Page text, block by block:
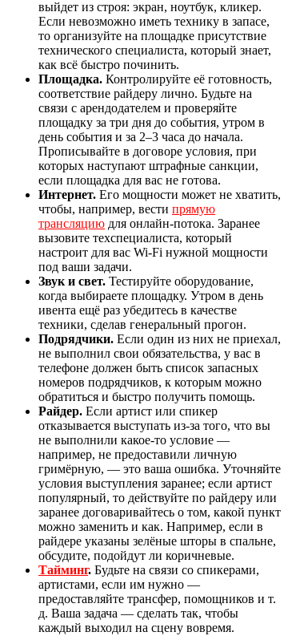
выйдет из строя: экран, ноутбук, кликер.
Если невозможно иметь технику в запасе,
то организуйте на площадке присутствие
технического специалиста, который знает,
как всё быстро починить.
Площадка. Контролируйте её готовность,
соответствие райдеру лично. Будьте на
связи с арендодателем и проверяйте
площадку за три дня до события, утром в
день события и за 2–3 часа до начала.
Прописывайте в договоре условия, при
которых наступают штрафные санкции,
если площадка для вас не готова.
Интернет. Его мощности может не хватить,
чтобы, например, вести прямую
трансляцию для онлайн-потока. Заранее
вызовите техспециалиста, который
настроит для вас Wi-Fi нужной мощности
под ваши задачи.
Звук и свет. Тестируйте оборудование,
когда выбираете площадку. Утром в день
ивента ещё раз убедитесь в качестве
техники, сделав генеральный прогон.
Подрядчики. Если один из них не приехал,
не выполнил свои обязательства, у вас в
телефоне должен быть список запасных
номеров подрядчиков, к которым можно
обратиться и быстро получить помощь.
Райдер. Если артист или спикер
отказывается выступать из-за того, что вы
не выполнили какое-то условие —
например, не предоставили личную
гримёрную, — это ваша ошибка. Уточняйте
условия выступления заранее; если артист
популярный, то действуйте по райдеру или
заранее договаривайтесь о том, какой пункт
можно заменить и как. Например, если в
райдере указаны зелёные шторы в спальне,
обсудите, подойдут ли коричневые.
Тайминг. Будьте на связи со спикерами,
артистами, если им нужно —
предоставляйте трансфер, помощников и т.
д. Ваша задача — сделать так, чтобы
каждый выходил на сцену вовремя.